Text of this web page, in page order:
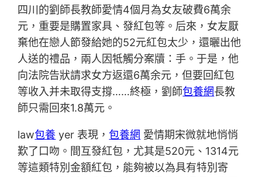
四川的劉師長教師愛情4個月為女友破費6萬余
元，重要是購置家具、發紅包等。后來，女友厭
棄他在戀人節發給她的52元紅包太少，還曬出他
人送的禮品，兩人因牴觸分案牘：手。于是，他
向法院告狀請求女方返還6萬余元，但要回紅包
等收入并未取得支撐……終極，劉師包養網長教
師只需回來1.8萬元。
law包養 yer 表現，包養網 愛情期宋微就地悄悄
歎了口吻。間互發紅包，尤其是520元、1314元
等這類特別金額紅包，能夠被以為具有特別寄